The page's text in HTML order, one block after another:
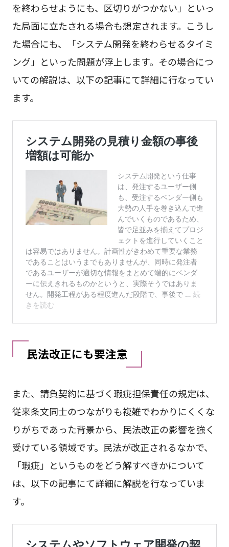
を終わらせようにも、区切りがつかない」といっ
た局面に立たされる場合も想定されます。こうし
た場合にも、「システム開発を終わらせるタイミ
ング」といった問題が浮上します。その場合につ
いての解説は、以下の記事にて詳細に行なってい
ます。
民法改正にも要注意
また、請負契約に基づく瑕疵担保責任の規定は、
従来条文同士のつながりも複雑でわかりにくくな
りがちであった背景から、民法改正の影響を強く
受けている領域です。民法が改正されるなかで、
「瑕疵」というものをどう解すべきかについて
は、以下の記事にて詳細に解説を行なっていま
す。